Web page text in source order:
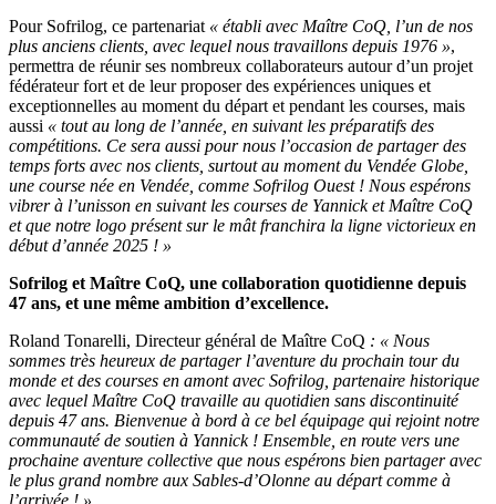
Pour Sofrilog, ce partenariat « établi avec Maître CoQ, l’un de nos
plus anciens clients, avec lequel nous travaillons depuis 1976 »,
permettra de réunir ses nombreux collaborateurs autour d’un projet
fédérateur fort et de leur proposer des expériences uniques et
exceptionnelles au moment du départ et pendant les courses, mais
aussi « tout au long de l’année, en suivant les préparatifs des
compétitions. Ce sera aussi pour nous l’occasion de partager des
temps forts avec nos clients, surtout au moment du Vendée Globe,
une course née en Vendée, comme Sofrilog Ouest ! Nous espérons
vibrer à l’unisson en suivant les courses de Yannick et Maître CoQ
et que notre logo présent sur le mât franchira la ligne victorieux en
début d’année 2025 ! »
Sofrilog et Maître CoQ, une collaboration quotidienne depuis
47 ans, et une même ambition d’excellence.
Roland Tonarelli, Directeur général de Maître CoQ : « Nous
sommes très heureux de partager l’aventure du prochain tour du
monde et des courses en amont avec Sofrilog, partenaire historique
avec lequel Maître CoQ travaille au quotidien sans discontinuité
depuis 47 ans. Bienvenue à bord à ce bel équipage qui rejoint notre
communauté de soutien à Yannick ! Ensemble, en route vers une
prochaine aventure collective que nous espérons bien partager avec
le plus grand nombre aux Sables-d’Olonne au départ comme à
l’arrivée ! »